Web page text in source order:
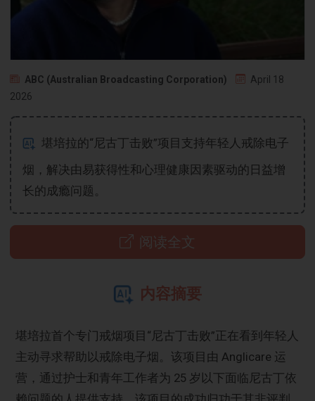
ABC (Australian Broadcasting Corporation)
April 18
2026
堪培拉的“尼古丁击败”项目支持年轻人戒除电子
烟，解决由易获得性和心理健康因素驱动的日益增
长的成瘾问题。
阅读全文
内容摘要
堪培拉首个专门戒烟项目“尼古丁击败”正在看到年轻人
主动寻求帮助以戒除电子烟。该项目由 Anglicare 运
营，通过护士和青年工作者为 25 岁以下面临尼古丁依